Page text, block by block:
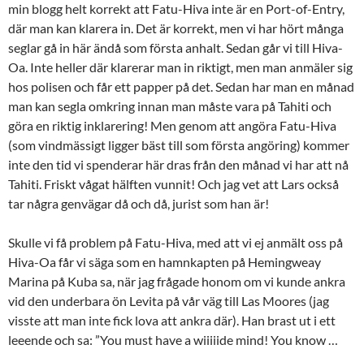
min blogg helt korrekt att Fatu-Hiva inte är en Port-of-Entry,
där man kan klarera in. Det är korrekt, men vi har hört många
seglar gå in här ändå som första anhalt. Sedan går vi till Hiva-
Oa. Inte heller där klarerar man in riktigt, men man anmäler sig
hos polisen och får ett papper på det. Sedan har man en månad
man kan segla omkring innan man måste vara på Tahiti och
göra en riktig inklarering! Men genom att angöra Fatu-Hiva
(som vindmässigt ligger bäst till som första angöring) kommer
inte den tid vi spenderar här dras från den månad vi har att nå
Tahiti. Friskt vågat hälften vunnit! Och jag vet att Lars också
tar några genvägar då och då, jurist som han är!
Skulle vi få problem på Fatu-Hiva, med att vi ej anmält oss på
Hiva-Oa får vi säga som en hamnkapten på Hemingweay
Marina på Kuba sa, när jag frågade honom om vi kunde ankra
vid den underbara ön Levita på vår väg till Las Moores (jag
visste att man inte fick lova att ankra där). Han brast ut i ett
leeende och sa: ”You must have a wiiiiide mind! You know …